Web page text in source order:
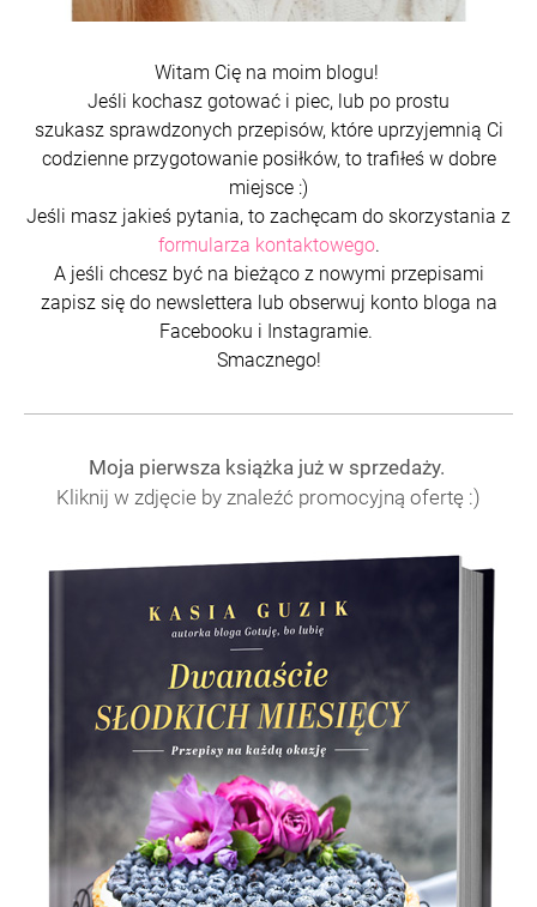
Witam Cię na moim blogu!
Jeśli kochasz gotować i piec, lub po prostu
szukasz sprawdzonych przepisów, które uprzyjemnią Ci
codzienne przygotowanie posiłków, to trafiłeś w dobre
miejsce :)
Jeśli masz jakieś pytania, to zachęcam do skorzystania z
formularza kontaktowego.
A jeśli chcesz być na bieżąco z nowymi przepisami
zapisz się do newslettera lub obserwuj konto bloga na
Facebooku i Instagramie.
Smacznego!
Moja pierwsza książka już w sprzedaży.
Kliknij w zdjęcie by znaleźć promocyjną ofertę :)